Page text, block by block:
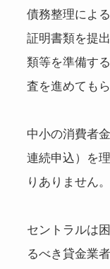
債務整理によ
証明書類を提
類等を準備す
査を進めても
中小の消費者
連続申込）を
りありません。
セントラルは
るべき貸金業者